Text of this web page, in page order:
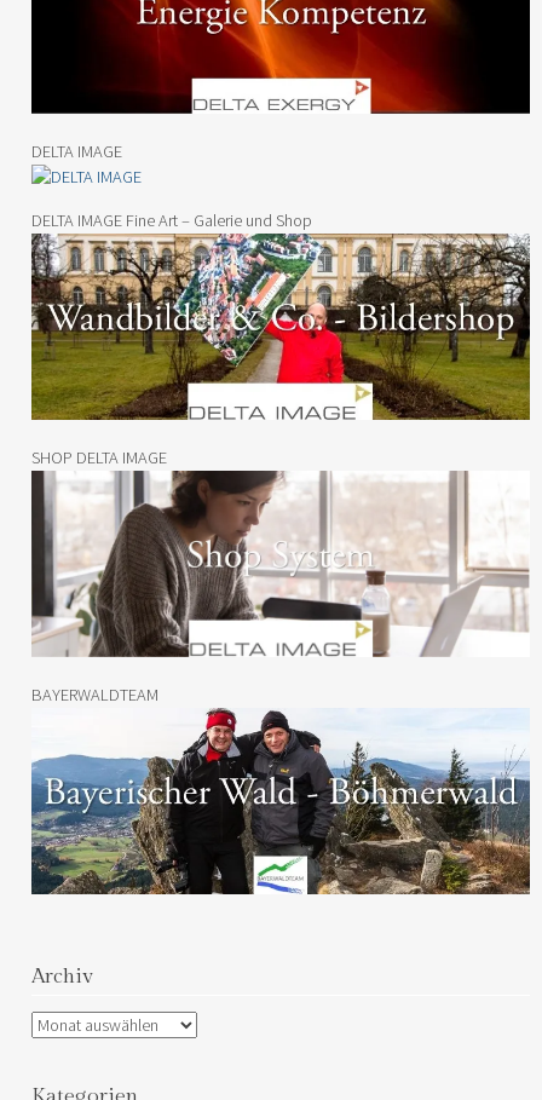
DELTA IMAGE
DELTA IMAGE Fine Art – Galerie und Shop
SHOP DELTA IMAGE
BAYERWALDTEAM
Archiv
Archiv